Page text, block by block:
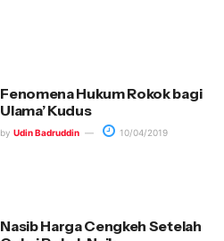
Fenomena Hukum Rokok bagi
Ulama’ Kudus
by Udin Badruddin 10/04/2019
Nasib Harga Cengkeh Setelah